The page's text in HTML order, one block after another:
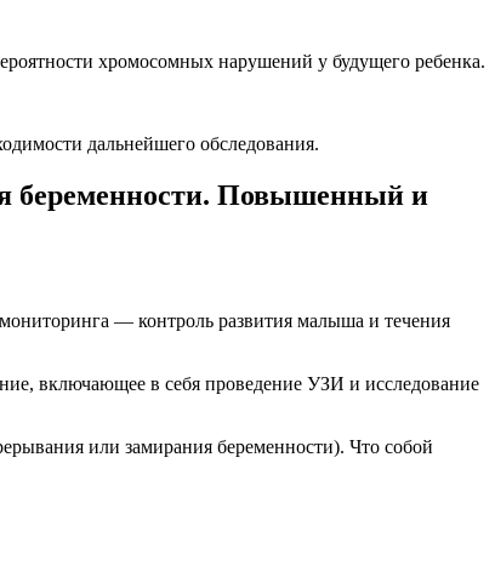
хромосомных нарушений у будущего ребенка.
дальнейшего обследования.
беременности. Повышенный и
— контроль развития малыша и течения
включающее в себя проведение УЗИ и исследование
или замирания беременности). Что собой